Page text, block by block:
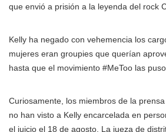
que envió a prisión a la leyenda del rock
Kelly ha negado con vehemencia los
mujeres eran groupies que querían
hasta que el movimiento #MeToo las
Curiosamente, los miembros de la
no han visto a Kelly encarcelada en
el juicio el 18 de agosto. La jueza de